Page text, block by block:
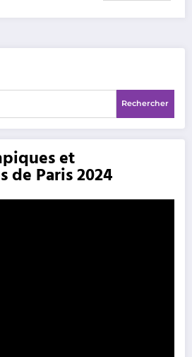
Rechercher
et
de Paris 2024